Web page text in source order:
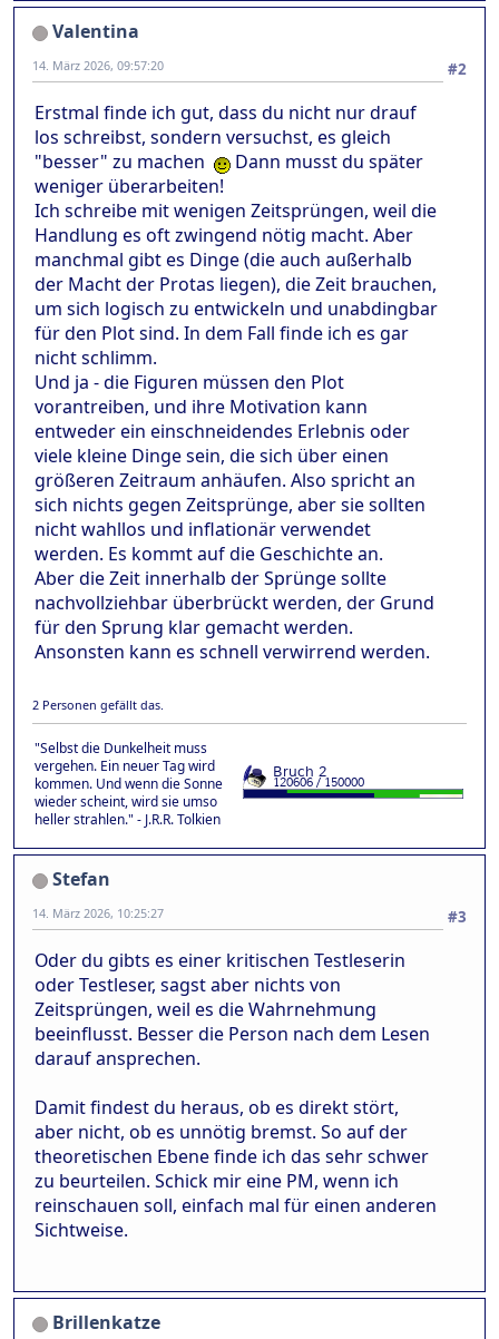
Valentina
#2
14. März 2026, 09:57:20
Erstmal finde ich gut, dass du nicht nur drauf
los schreibst, sondern versuchst, es gleich
"besser" zu machen
Dann musst du später
weniger überarbeiten!
Ich schreibe mit wenigen Zeitsprüngen, weil die
Handlung es oft zwingend nötig macht. Aber
manchmal gibt es Dinge (die auch außerhalb
der Macht der Protas liegen), die Zeit brauchen,
um sich logisch zu entwickeln und unabdingbar
für den Plot sind. In dem Fall finde ich es gar
nicht schlimm.
Und ja - die Figuren müssen den Plot
vorantreiben, und ihre Motivation kann
entweder ein einschneidendes Erlebnis oder
viele kleine Dinge sein, die sich über einen
größeren Zeitraum anhäufen. Also spricht an
sich nichts gegen Zeitsprünge, aber sie sollten
nicht wahllos und inflationär verwendet
werden. Es kommt auf die Geschichte an.
Aber die Zeit innerhalb der Sprünge sollte
nachvollziehbar überbrückt werden, der Grund
für den Sprung klar gemacht werden.
Ansonsten kann es schnell verwirrend werden.
2 Personen gefällt das.
"Selbst die Dunkelheit muss
vergehen. Ein neuer Tag wird
kommen. Und wenn die Sonne
wieder scheint, wird sie umso
heller strahlen." - J.R.R. Tolkien
Stefan
#3
14. März 2026, 10:25:27
Oder du gibts es einer kritischen Testleserin
oder Testleser, sagst aber nichts von
Zeitsprüngen, weil es die Wahrnehmung
beeinflusst. Besser die Person nach dem Lesen
darauf ansprechen.
Damit findest du heraus, ob es direkt stört,
aber nicht, ob es unnötig bremst. So auf der
theoretischen Ebene finde ich das sehr schwer
zu beurteilen. Schick mir eine PM, wenn ich
reinschauen soll, einfach mal für einen anderen
Sichtweise.
Brillenkatze